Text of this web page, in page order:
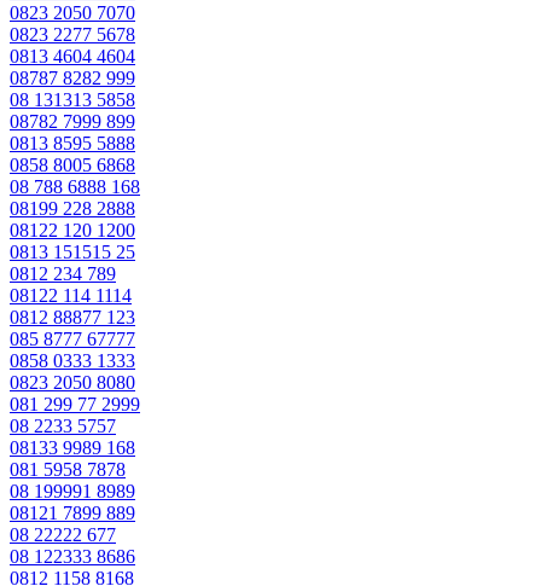
0823 2050 7070
0823 2277 5678
0813 4604 4604
08787 8282 999
08 131313 5858
08782 7999 899
0813 8595 5888
0858 8005 6868
08 788 6888 168
08199 228 2888
08122 120 1200
0813 151515 25
0812 234 789
08122 114 1114
0812 88877 123
085 8777 67777
0858 0333 1333
0823 2050 8080
081 299 77 2999
08 2233 5757
08133 9989 168
081 5958 7878
08 199991 8989
08121 7899 889
08 22222 677
08 122333 8686
0812 1158 8168